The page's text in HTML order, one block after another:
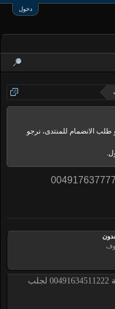
دخول
طلب الانضمام للمنتدى، نرجو
الشيخ الروحاني جلب الحبيب و خلال ساعة 00491634511222 لجلب